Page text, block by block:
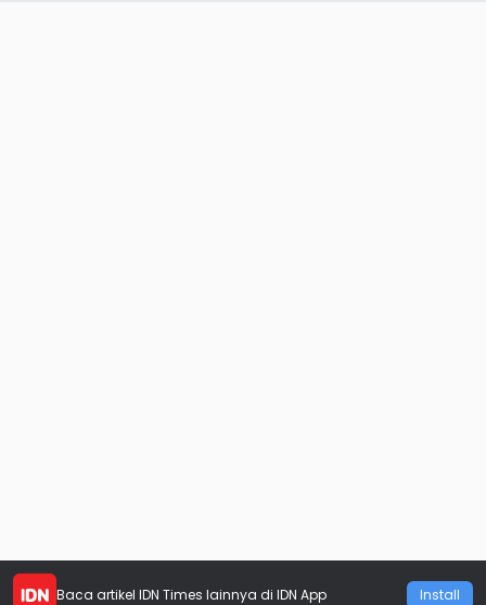
Baca artikel IDN Times lainnya di IDN App Install